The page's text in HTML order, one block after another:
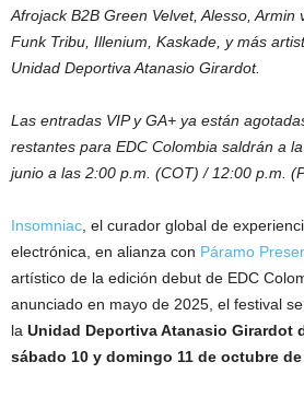
Afrojack B2B Green Velvet, Alesso, Armin
Funk Tribu, Illenium, Kaskade, y más
Unidad Deportiva Atanasio Girardot.
Las entradas VIP y GA+ ya están
restantes para EDC Colombia saldrán a
junio a las 2:00 p.m. (COT) / 12:00 p.m.
Insomniac , el curador global de
electrónica, en alianza con Páramo
artístico de la edición debut de EDC
anunciado en mayo de 2025, el festival
la Unidad Deportiva Atanasio Girardot
sábado 10 y domingo 11 de octubre de